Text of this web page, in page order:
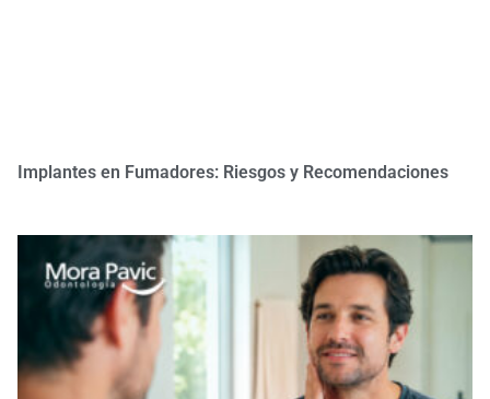
Implantes en Fumadores: Riesgos y Recomendaciones